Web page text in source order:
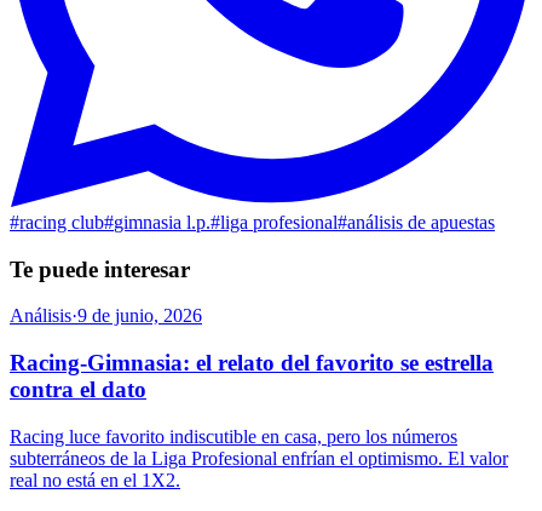
#racing club#gimnasia l.p.#liga profesional#análisis de apuestas
Te puede interesar
Análisis·9 de junio, 2026
Racing-Gimnasia: el relato del favorito se estrella
contra el dato
Racing luce favorito indiscutible en casa, pero los números
subterráneos de la Liga Profesional enfrían el optimismo. El valor
real no está en el 1X2.